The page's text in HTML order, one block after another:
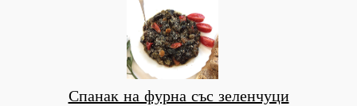
Спанак на фурна със зеленчуци